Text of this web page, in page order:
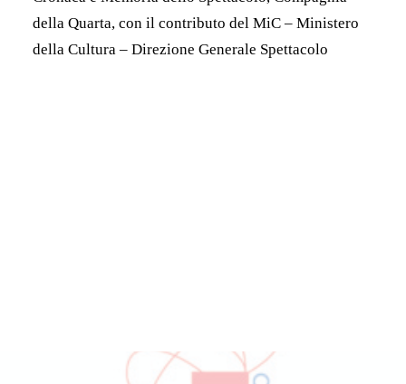
della Quarta, con il contributo del MiC – Ministero
della Cultura – Direzione Generale Spettacolo